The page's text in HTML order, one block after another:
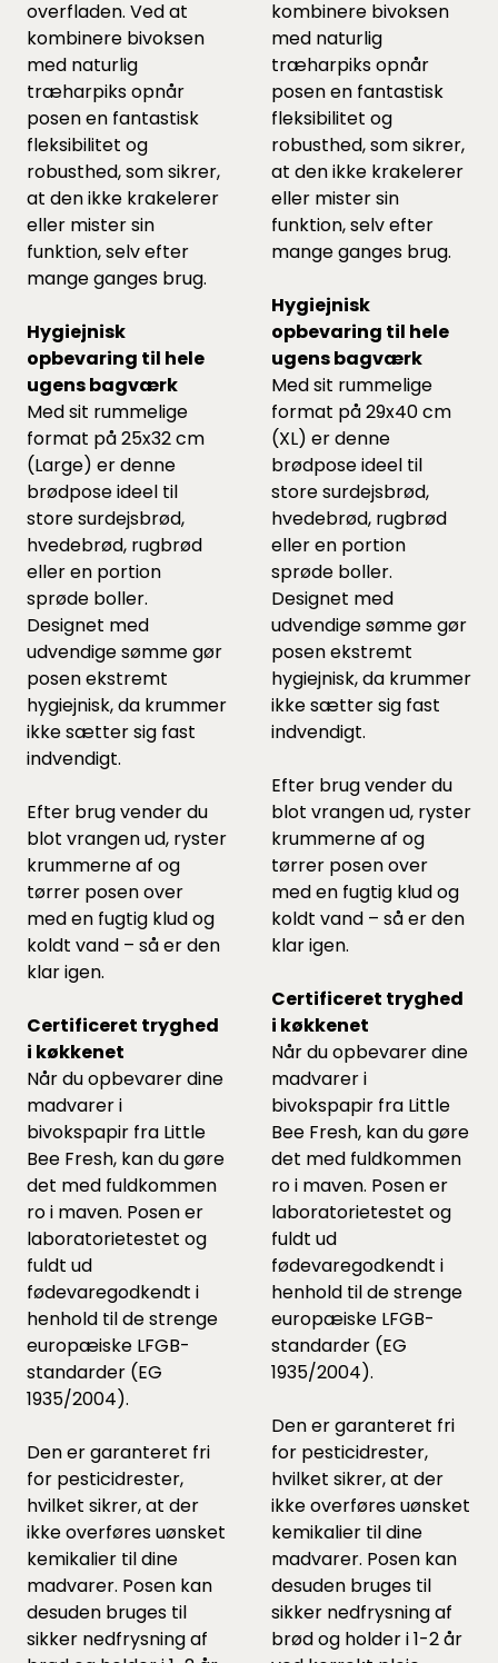
overfladen. Ved at
kombinere bivoksen
med naturlig
træharpiks opnår
posen en fantastisk
fleksibilitet og
robusthed, som sikrer,
at den ikke krakelerer
eller mister sin
funktion, selv efter
mange ganges brug.
Hygiejnisk
opbevaring til hele
ugens bagværk
Med sit rummelige
format på 25x32 cm
(Large) er denne
brødpose ideel til
store surdejsbrød,
hvedebrød, rugbrød
eller en portion
sprøde boller.
Designet med
udvendige sømme gør
posen ekstremt
hygiejnisk, da krummer
ikke sætter sig fast
indvendigt.
Efter brug vender du
blot vrangen ud, ryster
krummerne af og
tørrer posen over
med en fugtig klud og
koldt vand – så er den
klar igen.
Certificeret tryghed
i køkkenet
Når du opbevarer dine
madvarer i
bivokspapir fra Little
Bee Fresh, kan du gøre
det med fuldkommen
ro i maven. Posen er
laboratorietestet og
fuldt ud
fødevaregodkendt i
henhold til de strenge
europæiske LFGB-
standarder (EG
1935/2004).
Den er garanteret fri
for pesticidrester,
hvilket sikrer, at der
ikke overføres uønsket
kemikalier til dine
madvarer. Posen kan
desuden bruges til
sikker nedfrysning af
kombinere bivoksen
med naturlig
træharpiks opnår
posen en fantastisk
fleksibilitet og
robusthed, som sikrer,
at den ikke krakelerer
eller mister sin
funktion, selv efter
mange ganges brug.
Hygiejnisk
opbevaring til hele
ugens bagværk
Med sit rummelige
format på 29x40 cm
(XL) er denne
brødpose ideel til
store surdejsbrød,
hvedebrød, rugbrød
eller en portion
sprøde boller.
Designet med
udvendige sømme gør
posen ekstremt
hygiejnisk, da krummer
ikke sætter sig fast
indvendigt.
Efter brug vender du
blot vrangen ud, ryster
krummerne af og
tørrer posen over
med en fugtig klud og
koldt vand – så er den
klar igen.
Certificeret tryghed
i køkkenet
Når du opbevarer dine
madvarer i
bivokspapir fra Little
Bee Fresh, kan du gøre
det med fuldkommen
ro i maven. Posen er
laboratorietestet og
fuldt ud
fødevaregodkendt i
henhold til de strenge
europæiske LFGB-
standarder (EG
1935/2004).
Den er garanteret fri
for pesticidrester,
hvilket sikrer, at der
ikke overføres uønsket
kemikalier til dine
madvarer. Posen kan
desuden bruges til
sikker nedfrysning af
brød og holder i 1-2 år